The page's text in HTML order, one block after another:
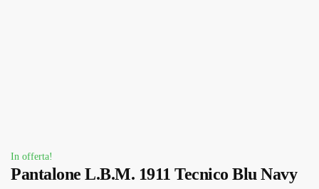
In offerta!
Pantalone L.B.M. 1911 Tecnico Blu Navy